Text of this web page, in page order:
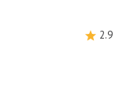
2.9